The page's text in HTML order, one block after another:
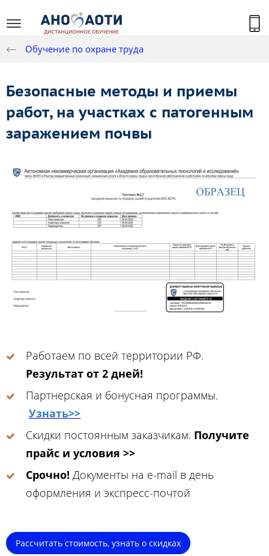
Обучение по охране труда
Безопасные методы и приемы
работ, на участках с патогенным
заражением почвы
Работаем по всей территории РФ.
Результат от 2 дней!
Партнерская и бонусная программы.
Узнать>>
Скидки постоянным заказчикам. Получите
прайс и условия >>
Срочно! Документы на e-mail в день
оформления и экспресс-почтой
Рассчитать стоимость, узнать о скидках